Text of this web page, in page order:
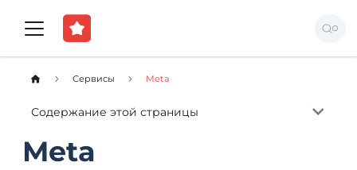
Сервисы Meta
Содержание этой страницы
Meta